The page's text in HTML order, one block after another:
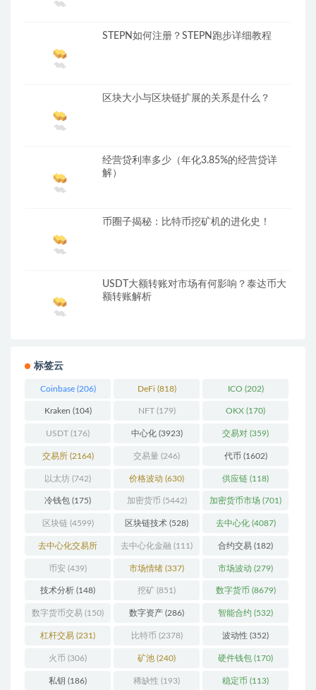
STEPN如何注册？STEPN跑步详细教程
区块大小与区块链扩展的关系是什么？
经营贷利率多少（年化3.85%的经营贷详
解）
币圈子揭秘：比特币挖矿机的进化史！
USDT大额转账对市场有何影响？泰达币大
额转账解析
标签云
Coinbase(206) DeFi (818) ICO (202)
Kraken (104) NFT(179) OKX (170)
USDT (176) 中心化(3923) 交易对 (359)
交易所(2164) 交易量 (246) 代币 (1602)
以太坊 (742) 价格波动 (630) 供应链 (118)
冷钱包 (175) 加密货币 (5442) 加密货币市场 (701)
区块链(4599) 区块链技术 (528) 去中心化(4087)
去中心化交易所
(196)
去中心化金融 (111) 合约交易 (182)
币安 (439) 市场情绪 (337) 市场波动 (279)
技术分析 (148) 挖矿 (851) 数字货币 (8679)
数字货币交易 (150) 数字资产 (286) 智能合约 (532)
杠杆交易 (231) 比特币 (2378) 波动性 (352)
火币 (306) 矿池 (240) 硬件钱包 (170)
私钥 (186) 稀缺性 (193) 稳定币 (113)